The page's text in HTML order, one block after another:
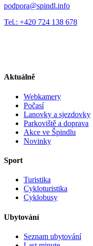
podpora@spindl.info
Tel.: +420 724 138 678
Aktuálně
Webkamery
Počasí
Lanovky a sjezdovky
Parkoviště a doprava
Akce ve Špindlu
Novinky
Sport
Turistika
Cykloturistika
Cyklobusy
Ubytování
Seznam ubytování